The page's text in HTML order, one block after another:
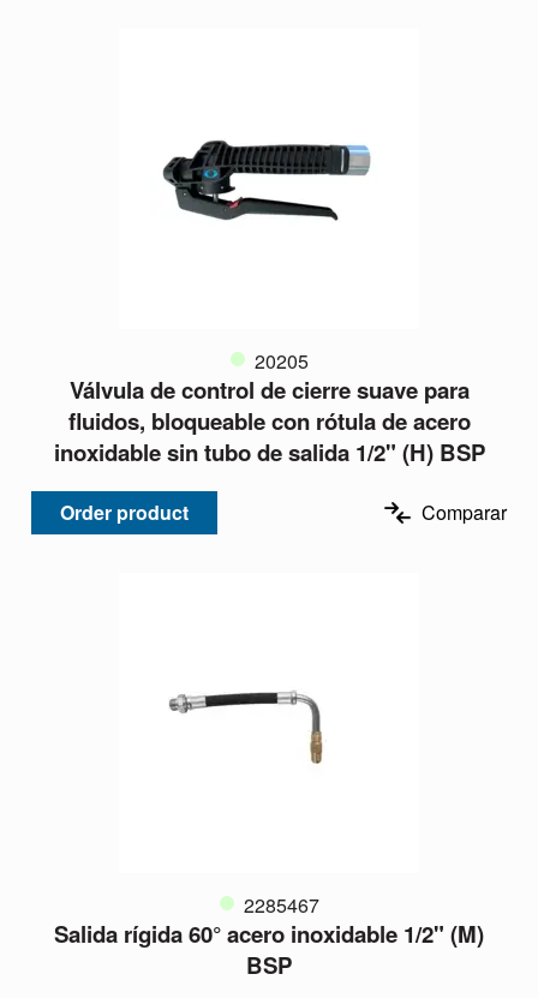
20205
Válvula de control de cierre suave para
fluidos, bloqueable con rótula de acero
inoxidable sin tubo de salida 1/2" (H) BSP
Order product Comparar
2285467
Salida rígida 60° acero inoxidable 1/2" (M)
BSP